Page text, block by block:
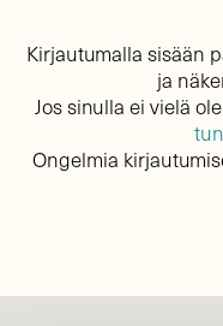
Kirjautumalla sisään
ja
Jos sinulla ei vielä
Ongelmia